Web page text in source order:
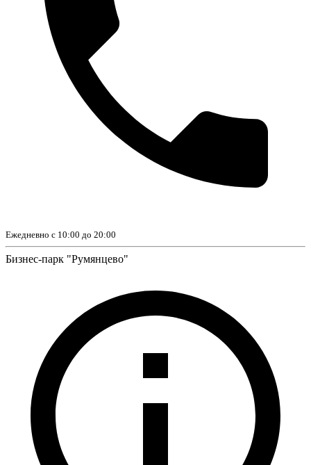
Ежедневно с 10:00 до 20:00
Бизнес-парк "Румянцево"